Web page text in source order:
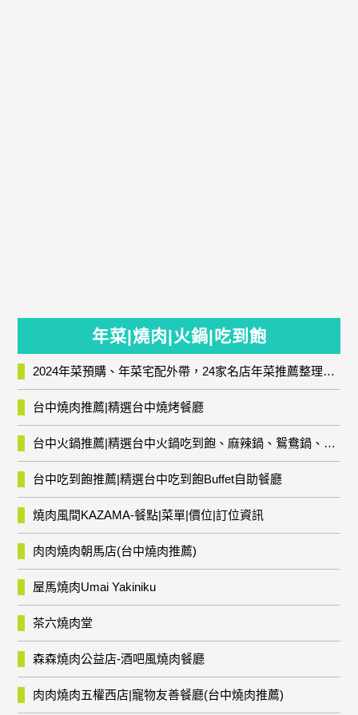
年菜|燒肉|火鍋|吃到飽
2024年菜預購、年菜宅配外帶，24家名店年菜推薦整理，圍爐輕鬆上菜團圓趣
台中燒肉推薦|精選台中燒烤餐廳
台中火鍋推薦|精選台中火鍋吃到飽、麻辣鍋、鴛鴦鍋、石頭火鍋、酸菜白肉鍋、海鮮鍋、燒酒雞、麻油雞、壽喜燒等熱門人氣火鍋店!
台中吃到飽推薦|精選台中吃到飽Buffet自助餐廳
燒肉風間KAZAMA-餐點|菜單|價位|訂位資訊
肉肉燒肉朝馬店(台中燒肉推薦)
屋馬燒肉Umai Yakiniku
茶六燒肉堂
森森燒肉公益店-酒吧風燒肉餐廳
肉肉燒肉五權西店|寵物友善餐廳(台中燒肉推薦)